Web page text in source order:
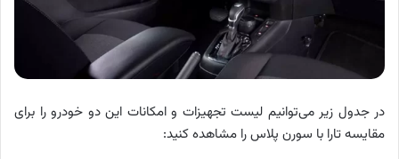
در جدول زیر می‌توانیم لیست تجهیزات و امکانات این دو خودرو را برای
مقایسه تارا با سورن پلاس را مشاهده کنید: